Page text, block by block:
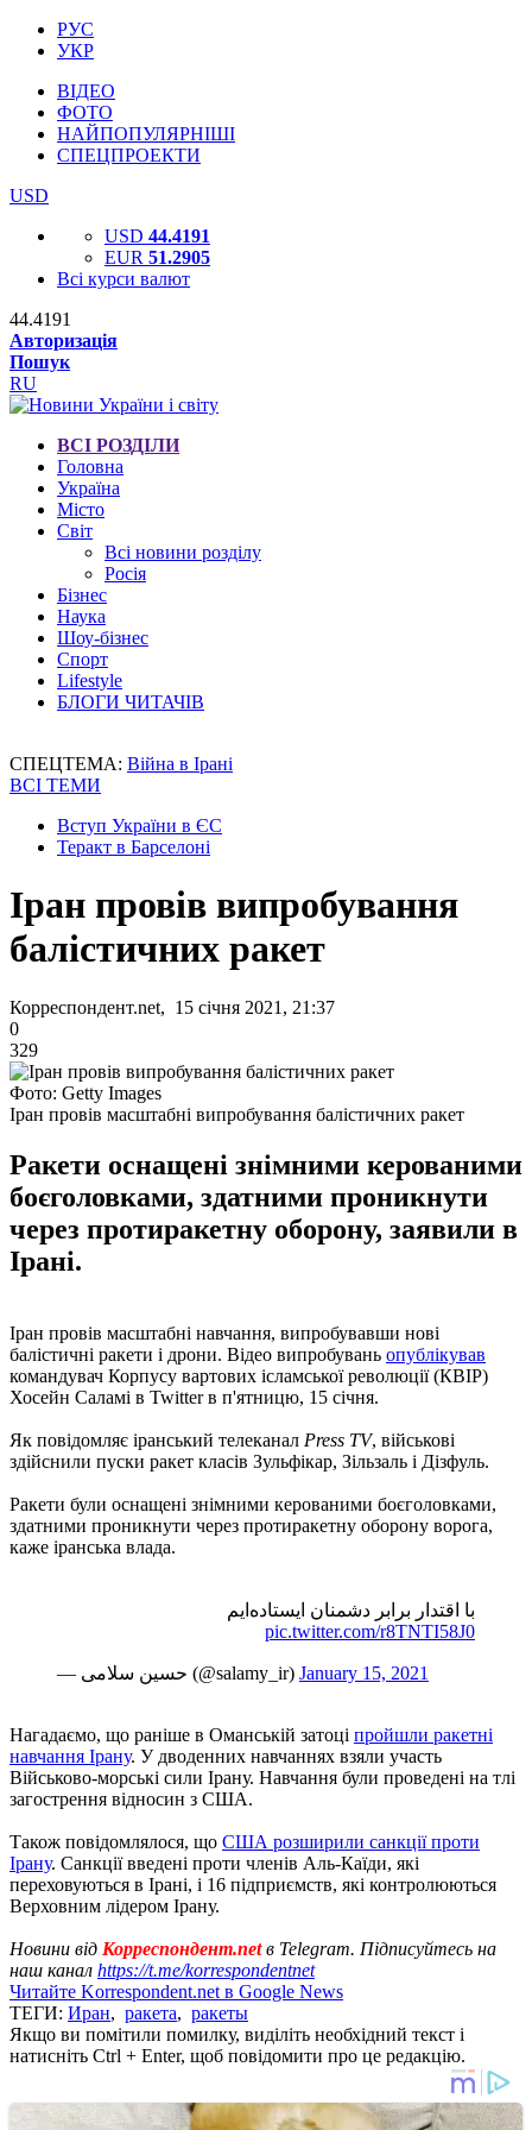
РУС
УКР
ВІДЕО
ФОТО
НАЙПОПУЛЯРНІШІ
СПЕЦПРОЕКТИ
USD
USD 44.4191
EUR 51.2905
Всі курси валют
44.4191
Авторизація
Пошук
RU
ВСІ РОЗДІЛИ
Головна
Україна
Місто
Світ
Всі новини розділу
Росія
Бізнес
Наука
Шоу-бізнес
Спорт
Lifestyle
БЛОГИ ЧИТАЧІВ
СПЕЦТЕМА: Війна в Ірані
ВСІ ТЕМИ
Вступ України в ЄС
Теракт в Барселоні
Іран провів випробування
балістичних ракет
Корреспондент.net, 15 січня 2021, 21:37
0
329
Фото: Getty Images
Іран провів масштабні випробування балістичних ракет
Ракети оснащені знімними керованими
боєголовками, здатними проникнути
через протиракетну оборону, заявили в
Ірані.
Іран провів масштабні навчання, випробувавши нові
балістичні ракети і дрони. Відео випробувань опублікував
командувач Корпусу вартових ісламської революції (КВІР)
Хосейн Саламі в Twitter в п'ятницю, 15 січня.
Як повідомляє іранський телеканал Press TV, військові
здійснили пуски ракет класів Зульфікар, Зільзаль і Дізфуль.
Ракети були оснащені знімними керованими боєголовками,
здатними проникнути через протиракетну оборону ворога,
каже іранська влада.
با اقتدار برابر دشمنان ایستاده‌ایم
pic.twitter.com/r8TNTI58J0
— حسین سلامی (@salamy_ir) January 15, 2021
Нагадаємо, що раніше в Оманській затоці пройшли ракетні
навчання Ірану. У дводенних навчаннях взяли участь
Військово-морські сили Ірану. Навчання були проведені на тлі
загострення відносин з США.
Також повідомлялося, що США розширили санкції проти
Ірану. Санкції введені проти членів Аль-Каїди, які
переховуються в Ірані, і 16 підприємств, які контролюються
Верховним лідером Ірану.
Новини від Корреспондент.netв Telegram. Підписуйтесь на
наш канал https://t.me/korrespondentnet
Читайте Korrespondent.net в Google News
ТЕГИ: Иран, ракета, ракеты
Якщо ви помітили помилку, виділіть необхідний текст і
натисніть Ctrl + Enter, щоб повідомити про це редакцію.